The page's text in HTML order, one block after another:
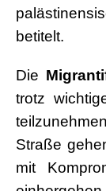
betitelt.
Die
trotz
Straße
mit